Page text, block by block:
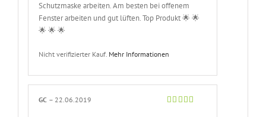
Schutzmaske arbeiten. Am besten bei offenem
Fenster arbeiten und gut lüften. Top Produkt 🌟 🌟
🌟 🌟 🌟
Nicht verifizierter Kauf. Mehr Informationen
GC – 22.06.2019